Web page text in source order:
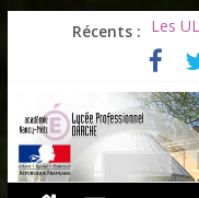
Récents : Les
Infos